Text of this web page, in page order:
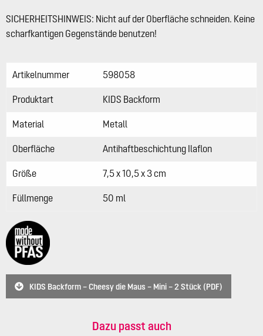
SICHERHEITSHINWEIS: Nicht auf der Oberfläche schneiden. Keine
scharfkantigen Gegenstände benutzen!
Artikelnummer 598058
Produktart KIDS Backform
Material Metall
Oberfläche Antihaftbeschichtung Ilaflon
Größe 7,5 x 10,5 x 3 cm
Füllmenge 50 ml
KIDS Backform – Cheesy die Maus – Mini – 2 Stück (PDF)
Dazu passt auch